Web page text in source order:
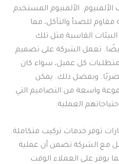
الألمنيوم. الألمنيوم المستخدم
مقاوم للصدأ والتآكل، مما
القاسية مثل تلك
تعمل الشركة على تصميم
كل عميل، سواء كان
وبفضل ذلك. يمكن
واسعة من التصاميم التي
العملية.
توفر خدمات تركيب متكاملة.
مع الشركة تضمن أن عملية
يوفر على العملاء الوقت